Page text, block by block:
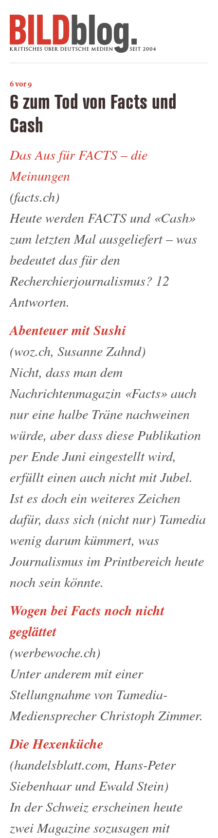
6 vor 9
6 zum Tod von Facts und
Cash
Das Aus für FACTS – die
Meinungen
(facts.ch)
Heute werden FACTS und «Cash»
zum letzten Mal ausgeliefert – was
bedeutet das für den
Recherchierjournalismus? 12
Antworten.
Abenteuer mit Sushi
(woz.ch, Susanne Zahnd)
Nicht, dass man dem
Nachrichtenmagazin «Facts» auch
nur eine halbe Träne nachweinen
würde, aber dass diese Publikation
per Ende Juni eingestellt wird,
erfüllt einen auch nicht mit Jubel.
Ist es doch ein weiteres Zeichen
dafür, dass sich (nicht nur) Tamedia
wenig dar­um kümmert, was
Journalismus im Printbereich heute
noch sein könnte.
Wogen bei Facts noch nicht
geglättet
(werbewoche.ch)
Unter anderem mit einer
Stellungnahme von Tamedia-
Mediensprecher Christoph Zimmer.
Die Hexenküche
(handelsblatt.com, Hans-Peter
Siebenhaar und Ewald Stein)
In der Schweiz erscheinen heute
zwei Magazine sozusagen mit